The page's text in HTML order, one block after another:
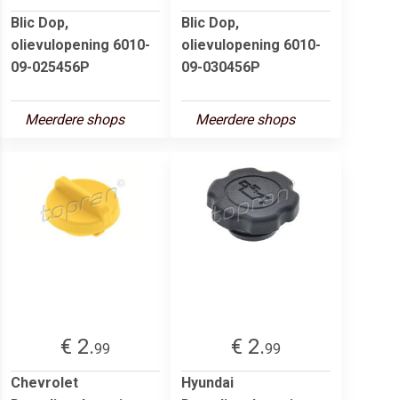
Blic Dop,
olievulopening 6010-
09-025456P
Meerdere shops
Blic Dop,
olievulopening 6010-
09-030456P
Meerdere shops
€ 2.99
Chevrolet
€ 2.99
Hyundai